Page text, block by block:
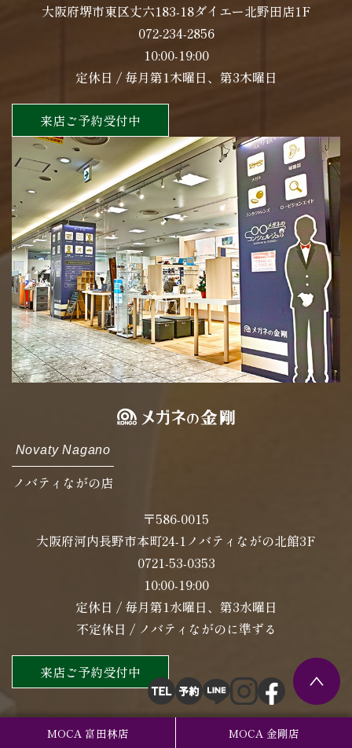
MOCA 富田林店 MOCA 金剛店
大阪府堺市東区丈六183-18ダイエー北野田店1F
072-234-2856
10:00-19:00
定休日 / 毎月第1木曜日、第3木曜日
来店ご予約受付中
Novaty Nagano
ノバティながの店
〒586-0015
大阪府河内長野市本町24-1ノバティながの北館3F
0721-53-0353
10:00-19:00
定休日 / 毎月第1水曜日、第3水曜日
不定休日 / ノバティながのに準ずる
来店ご予約受付中